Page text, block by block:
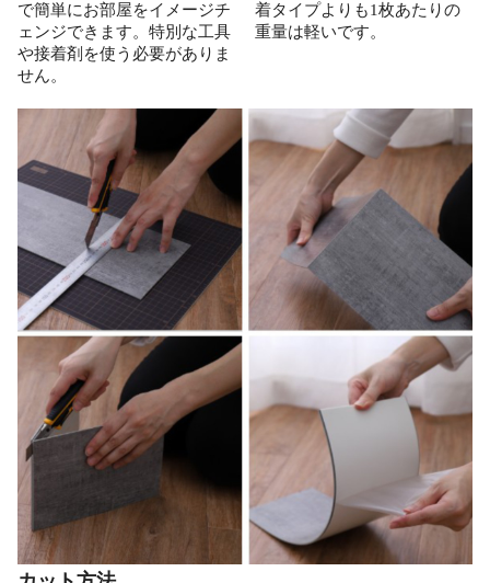
で簡単にお部屋をイメージチ
ェンジできます。特別な工具
や接着剤を使う必要がありま
せん。
着タイプよりも1枚あたりの
重量は軽いです。